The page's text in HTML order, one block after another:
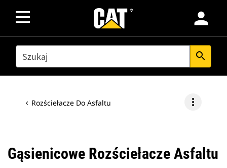
person
SEARCH search
Rozściełacze Do Asfaltu more_vert
Gąsienicowe Rozściełacze Asfaltu